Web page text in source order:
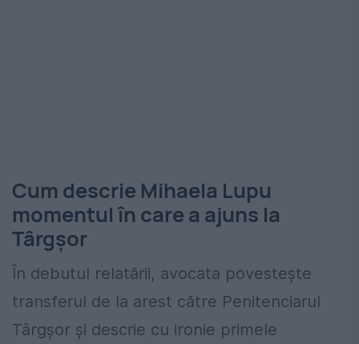
Cum descrie Mihaela Lupu
momentul în care a ajuns la
Târgșor
În debutul relatării, avocata povestește
transferul de la arest către Penitenciarul
Târgșor și descrie cu ironie primele